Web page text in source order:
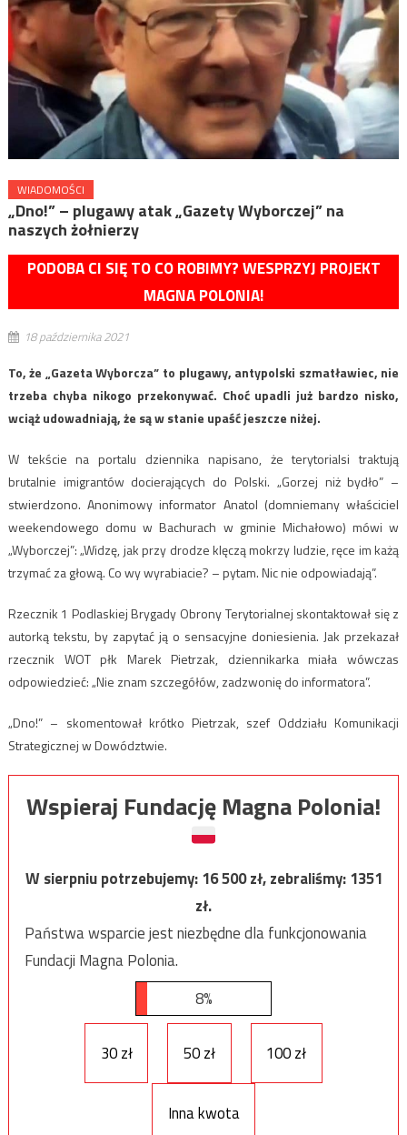
WIADOMOŚCI
„Dno!” – plugawy atak „Gazety Wyborczej” na
naszych żołnierzy
PODOBA CI SIĘ TO CO ROBIMY? WESPRZYJ PROJEKT
MAGNA POLONIA!
18 października 2021
To, że „Gazeta Wyborcza” to plugawy, antypolski szmatławiec, nie
trzeba chyba nikogo przekonywać. Choć upadli już bardzo nisko,
wciąż udowadniają, że są w stanie upaść jeszcze niżej.
W tekście na portalu dziennika napisano, że terytorialsi traktują
brutalnie imigrantów docierających do Polski. „Gorzej niż bydło” –
stwierdzono. Anonimowy informator Anatol (domniemany właściciel
weekendowego domu w Bachurach w gminie Michałowo) mówi w
„Wyborczej”: „Widzę, jak przy drodze klęczą mokrzy ludzie, ręce im każą
trzymać za głową. Co wy wyrabiacie? – pytam. Nic nie odpowiadają”.
Rzecznik 1 Podlaskiej Brygady Obrony Terytorialnej skontaktował się z
autorką tekstu, by zapytać ją o sensacyjne doniesienia. Jak przekazał
rzecznik WOT płk Marek Pietrzak, dziennikarka miała wówczas
odpowiedzieć: „Nie znam szczegółów, zadzwonię do informatora”.
„Dno!” – skomentował krótko Pietrzak, szef Oddziału Komunikacji
Strategicznej w Dowództwie.
Wspieraj Fundację Magna Polonia!
W sierpniu potrzebujemy:16 500zł, zebraliśmy:1351
zł.
Państwa wsparcie jest niezbędne dla funkcjonowania
Fundacji Magna Polonia.
8%
30 zł 50 zł 100 zł
Inna kwota